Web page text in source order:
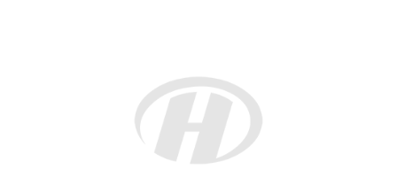
与会学者围绕青田文书的文本断代、仪式传统、
思想特色进行了深入研讨。南京大学文学院教授赵益
等多位学者在会上表示，《大光明使住世及般涅槃遗
教经》是除敦煌残卷《摩尼教残经》《摩尼光佛教法